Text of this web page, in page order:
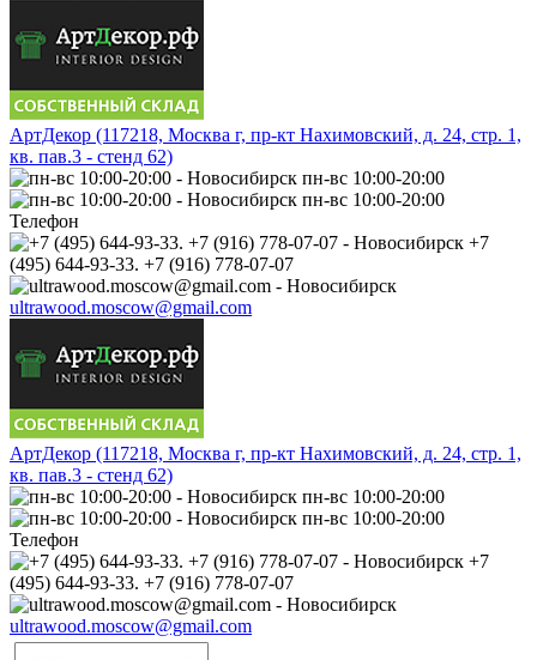
АртДекор (117218, Москва г, пр-кт Нахимовский, д. 24, стр. 1,
кв. пав.3 - стенд 62)
пн-вс 10:00-20:00
пн-вс 10:00-20:00
Телефон
+7
(495) 644-93-33. +7 (916) 778-07-07
ultrawood.moscow@gmail.com
АртДекор (117218, Москва г, пр-кт Нахимовский, д. 24, стр. 1,
кв. пав.3 - стенд 62)
пн-вс 10:00-20:00
пн-вс 10:00-20:00
Телефон
+7
(495) 644-93-33. +7 (916) 778-07-07
ultrawood.moscow@gmail.com